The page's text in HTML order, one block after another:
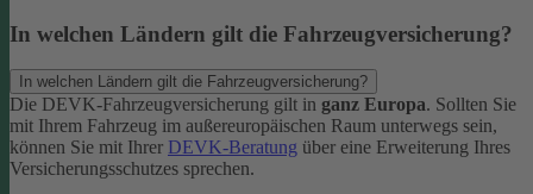
In welchen Ländern gilt die Fahrzeugversicherung?
In welchen Ländern gilt die Fahrzeugversicherung?
Die DEVK-Fahrzeugversicherung gilt in ganz Europa. Sollten Sie
mit Ihrem Fahrzeug im außereuropäischen Raum unterwegs sein,
können Sie mit Ihrer DEVK-Beratung über eine Erweiterung Ihres
Versicherungsschutzes sprechen.